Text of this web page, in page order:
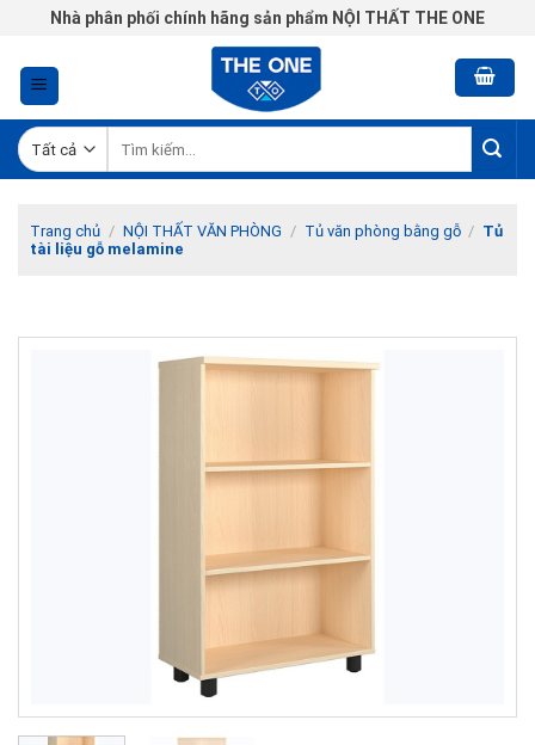
Chuyển
nội
dung
Nhà phân phối chính hãng sản phẩm NỘI THẤT THE ONE
kiếm:
Trang chủ / NỘI THẤT VĂN PHÒNG / Tủ văn phòng bằng gỗ / Tủ
tài liệu gỗ melamine